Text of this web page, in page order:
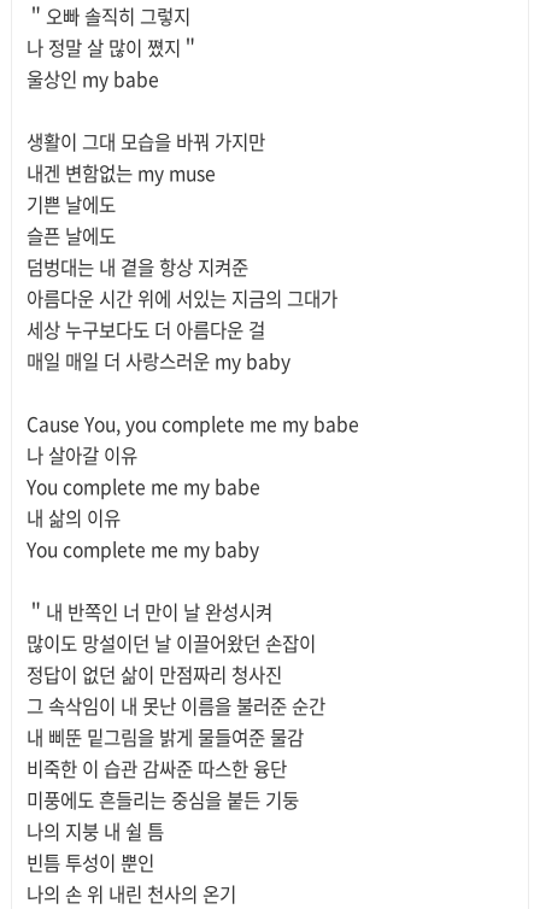
＂오빠 솔직히 그렇지
나 정말 살 많이 쪘지＂
울상인 my babe
생활이 그대 모습을 바꿔 가지만
내겐 변함없는 my muse
기쁜 날에도
슬픈 날에도
덤벙대는 내 곁을 항상 지켜준
아름다운 시간 위에 서있는 지금의 그대가
세상 누구보다도 더 아름다운 걸
매일 매일 더 사랑스러운 my baby
Cause You, you complete me my babe
나 살아갈 이유
You complete me my babe
내 삶의 이유
You complete me my baby
＂내 반쪽인 너 만이 날 완성시켜
많이도 망설이던 날 이끌어왔던 손잡이
정답이 없던 삶이 만점짜리 청사진
그 속삭임이 내 못난 이름을 불러준 순간
내 삐뚠 밑그림을 밝게 물들여준 물감
비죽한 이 습관 감싸준 따스한 융단
미풍에도 흔들리는 중심을 붙든 기둥
나의 지붕 내 쉴 틈
빈틈 투성이 뿐인
나의 손 위 내린 천사의 온기